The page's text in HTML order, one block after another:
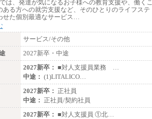
みなし残業手当：20,000円（一律支給）※
みなし残業手当の残業時間は10.43時間。
※超過勤務手当：みなし残業時間を超える
エリアサポート職 月給188,000円
※超過勤務手当：残業時間については全額
時間外手当を支給。
■（株）JTBグローバルマーケティング＆トラ
ベル
総合職 月給242,000円＋地域間調整給
訪日事業職 月給202,000～227,000円＋地域
間調整給
※詳細はJTBキャリアサイトよりご確認くだ
さい。
は、発達が気になるお子様への教育支援や、働くこ
ある方への就労支援など、そのひとりのライフステ
せた個別最適なサービス…
サービス/その他
2027新卒・中途
2027新卒： ■対人支援員業務 …
中途： (1)LITALICO…
2027新卒： 正社員
中途： 正社員/契約社員
2027新卒： ■対人支援員 ①北…